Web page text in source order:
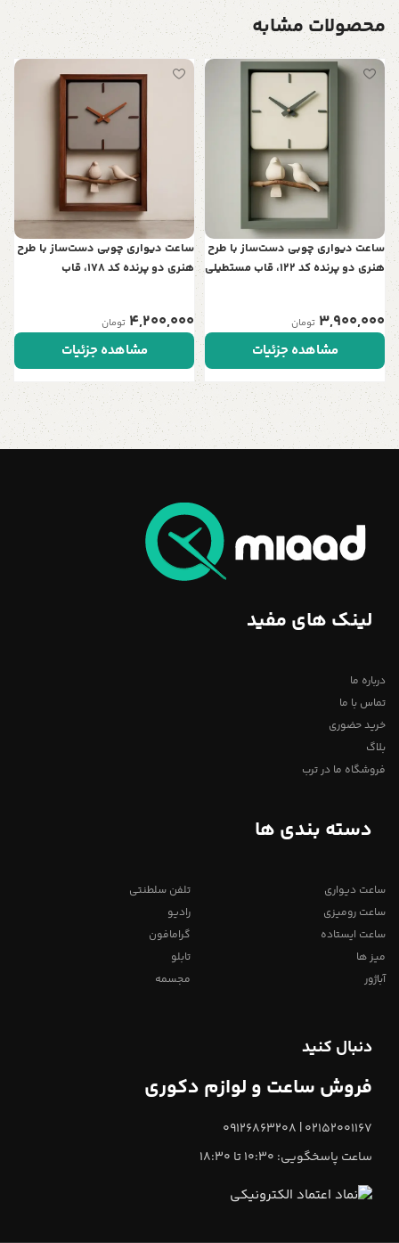
محصولات مشابه
ساعت دیواری چوبی دست‌ساز با طرح
هنری دو پرنده کد 122، قاب مستطیلی
3,900,000 تومان
مشاهده جزئیات
ساعت دیواری چوبی دست‌ساز با طرح
هنری دو پرنده کد 178، قاب
4,200,000 تومان
مشاهده جزئیات
لینک های مفید
درباره ما
تماس با ما
خرید حضوری
بلاگ
فروشگاه ما در ترب
دسته بندی ها
ساعت دیواری
ساعت رومیزی
ساعت ایستاده
میز ها
آباژور
تلفن سلطنتی
رادیو
گرامافون
تابلو
مجسمه
دنبال کنید
فروش ساعت و لوازم دکوری
02152001167 | 09126863208
ساعت پاسخگویی: 10:30 تا 18:30